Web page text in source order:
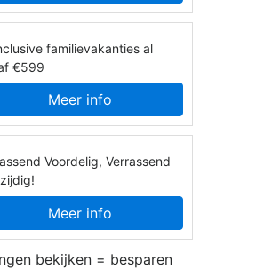
familievakanties al
€599
Meer info
Voordelig, Verrassend
Meer info
bekijken = besparen